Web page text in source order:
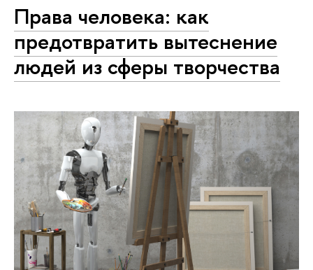
Права человека: как
предотвратить вытеснение
людей из сферы творчества